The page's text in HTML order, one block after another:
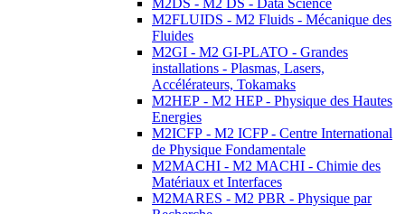
M2DS - M2 DS - Data Science
M2FLUIDS - M2 Fluids - Mécanique des
Fluides
M2GI - M2 GI-PLATO - Grandes
installations - Plasmas, Lasers,
Accélérateurs, Tokamaks
M2HEP - M2 HEP - Physique des Hautes
Energies
M2ICFP - M2 ICFP - Centre International
de Physique Fondamentale
M2MACHI - M2 MACHI - Chimie des
Matériaux et Interfaces
M2MARES - M2 PBR - Physique par